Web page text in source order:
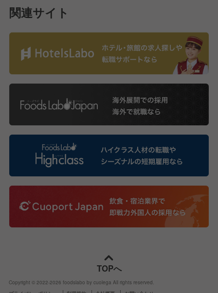
関連サイト
TOPへ
Copyright © 2022-2026 foodslabo by cuolega All rights reserved.